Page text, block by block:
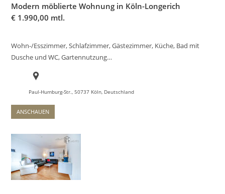
Modern möblierte Wohnung in Köln-Longerich
€ 1.990,00 mtl.
Wohn-/Esszimmer, Schlafzimmer, Gästezimmer, Küche, Bad mit
Dusche und WC, Gartennutzung…
Paul-Humburg-Str., 50737 Köln, Deutschland
ANSCHAUEN